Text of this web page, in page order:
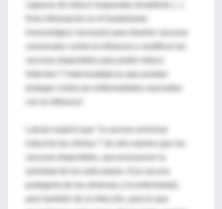
capaces de inducir respuestas duraderas (...)
inmunológico necesario para diseñar vacunas
proteger contra las enfermedades asociadas
protegería de los síntomas y la enfermedad,